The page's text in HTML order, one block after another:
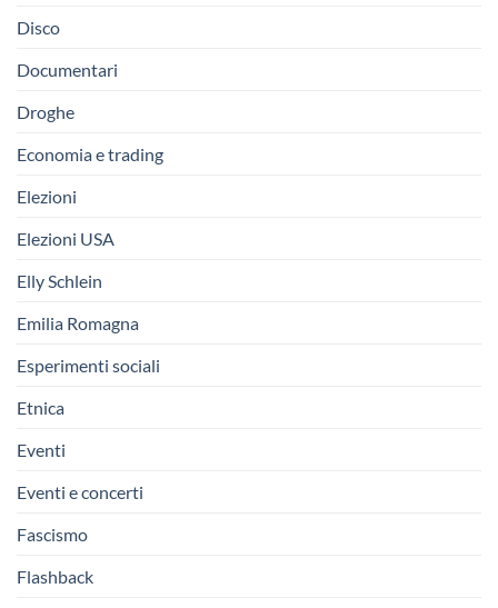
Disco
Documentari
Droghe
Economia e trading
Elezioni
Elezioni USA
Elly Schlein
Emilia Romagna
Esperimenti sociali
Etnica
Eventi
Eventi e concerti
Fascismo
Flashback